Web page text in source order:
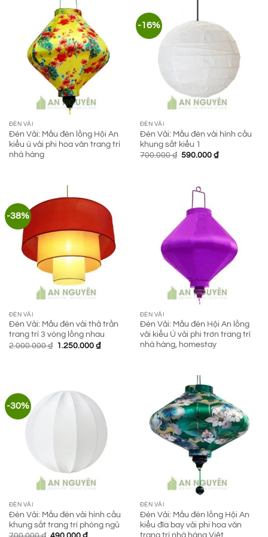
ĐÈN VẢI
Đèn Vải: Mẫu đèn lồng Hội An
kiểu ú vải phi hoa văn trang trí
nhà hàng
-16%
ĐÈN VẢI
Đèn Vải: Mẫu đèn vải hình cầu
khung sắt kiểu 1
700.000₫ Giá
590.000 ₫Giá
-38%
ĐÈN VẢI
Đèn Vải: Mẫu đèn vải thả trần
trang trí 3 vòng lồng nhau
2.000.000₫ Giá
1.250.000 ₫Giá
ĐÈN VẢI
Đèn Vải: Mẫu đèn Hội An lồng
vải kiểu Ú vải phi trơn trang trí
nhà hàng, homestay
-30%
ĐÈN VẢI
Đèn Vải: Mẫu đèn vải hình cầu
khung sắt trang trí phòng ngủ
ĐÈN VẢI
Đèn Vải: Mẫu đèn lồng Hội An
kiểu đĩa bay vải phi hoa văn
trang trí nhà hàng Việt